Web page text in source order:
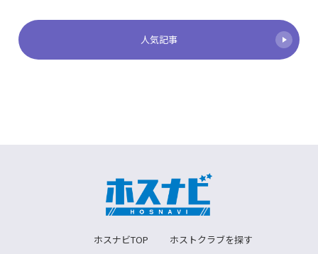
人気記事
ホスナビTOP
ホストクラブを探す